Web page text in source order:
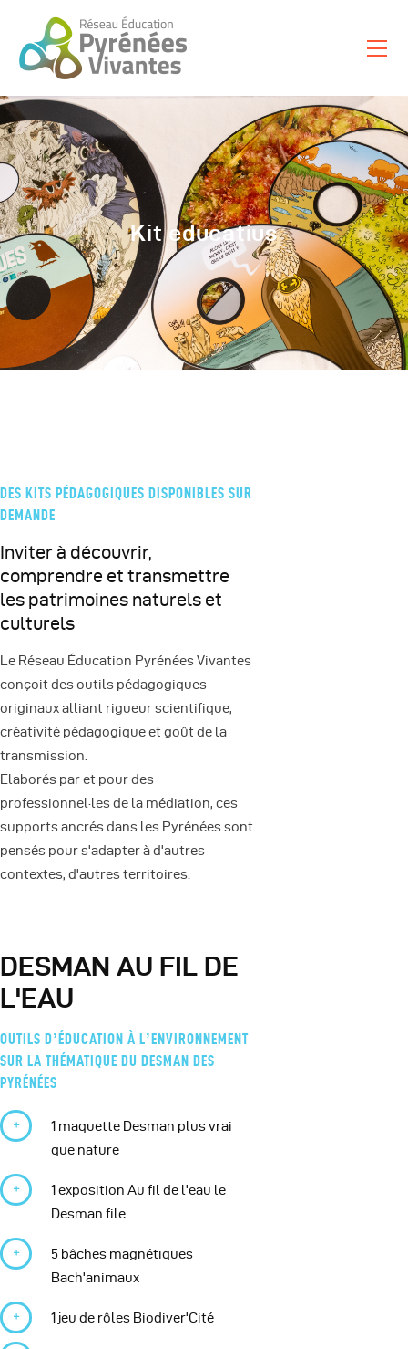
Kit educatius
Nuestras Misiones
Français
Español
Català
Occitan
Euskara
DES KITS PÉDAGOGIQUES DISPONIBLES SUR
DEMANDE
Inviter à découvrir,
comprendre et transmettre
les patrimoines naturels et
culturels
Le Réseau Éducation Pyrénées Vivantes
conçoit des outils pédagogiques
originaux alliant rigueur scientifique,
créativité pédagogique et goût de la
transmission.
Elaborés par et pour des
professionnel·les de la médiation, ces
supports ancrés dans les Pyrénées sont
pensés pour s'adapter à d'autres
contextes, d'autres territoires.
DESMAN AU FIL DE
L'EAU
OUTILS DʼÉDUCATION À LʼENVIRONNEMENT
SUR LA THÉMATIQUE DU DESMAN DES
PYRÉNÉES
1 maquette Desman plus vrai
que nature
1 exposition Au fil de l'eau le
Desman file...
5 bâches magnétiques
Bach'animaux
1 jeu de rôles Biodiver'Cité